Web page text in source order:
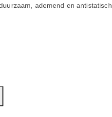
ademend en antistatisch.